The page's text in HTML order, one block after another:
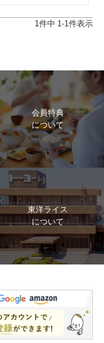
1件中 1-1件表示
会員特典
について
東洋ライス
について